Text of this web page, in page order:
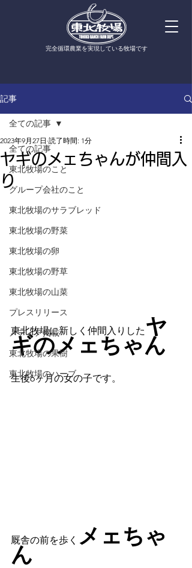
​完全循環農業を実現している牧場です
記事
全ての記事
東北牧場のこと
グループ会社のこと
東北牧場のサラブレッド
東北牧場の野菜
東北牧場の卵
東北牧場の野草
東北牧場の山菜
プレスリリース
メディア掲載
東北牧場の果樹
東北牧場のハーブ
全ての記事
ヤギのメェちゃんが仲間入
り
2023年9月27日 読了時間: 1分
東北牧場に新しく仲間入りした ヤ
ギのメェちゃん
生後6ヶ月の女の子です。
厩舎の前を歩く メェちゃ
ん